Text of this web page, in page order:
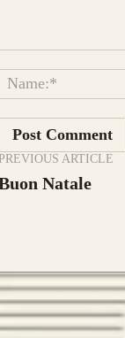
PREVIOUS ARTICLE
Natale